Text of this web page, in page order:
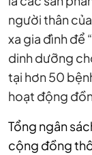
người thân
xa gia đình để
dinh dưỡng
tại hơn 50
hoạt động
Tổng ngân
cộng đồng